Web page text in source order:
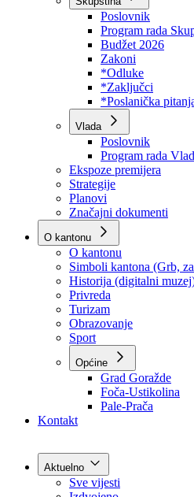
Dokumenti
Skupština
Poslovnik
Program rada
Budžet 2026
Zakoni
*Odluke
*Zaključci
*Poslanička pitanja
Vlada
Poslovnik
Program rada Vlade
Ekspoze premijera
Strategije
Planovi
Značajni dokumenti
O kantonu
O kantonu
Simboli kantona (Grb,
Historija (digitalni muzej)
Privreda
Turizam
Obrazovanje
Sport
Općine
Kontakt